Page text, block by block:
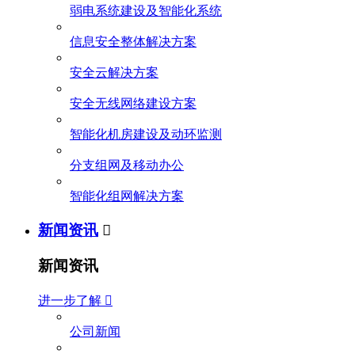
弱电系统建设及智能化系统
信息安全整体解决方案
安全云解决方案
安全无线网络建设方案
智能化机房建设及动环监测
分支组网及移动办公
智能化组网解决方案
新闻资讯 
新闻资讯
进一步了解 
公司新闻